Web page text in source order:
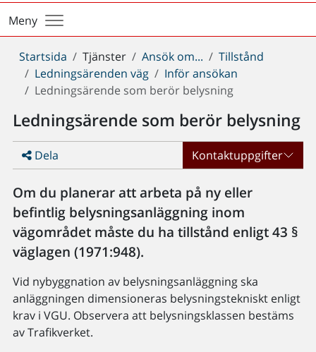
Meny
Du
är
här:
Startsida Tjänster Ansök om...
Tillstånd
Ledningsärenden väg
Inför ansökan
Ledningsärende som berör belysning
Ledningsärende som berör belysning
Dela Kontaktuppgifter
Om du planerar att arbeta på ny eller
befintlig belysningsanläggning inom
vägområdet måste du ha tillstånd enligt 43 §
väglagen (1971:948).
Vid nybyggnation av belysningsanläggning ska
anläggningen dimensioneras belysningstekniskt enligt
krav i VGU. Observera att belysningsklassen bestäms
av Trafikverket.